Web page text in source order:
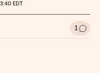
EDT
1 Ir a